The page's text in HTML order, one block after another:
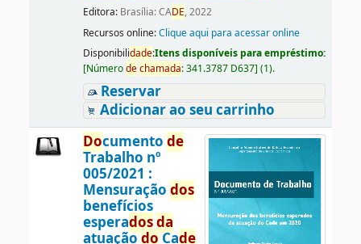
Editora: Brasília: CADE, 2022
Recursos online:Clique aqui para acessar online
Disponibilidade:Itens disponíveis para empréstimo:
[Númerodechamada:341.3787 D637] (1).
Reservar
Adicionar ao seu carrinho
Documento de
Trabalho nº
005/2021 :
Mensuração dos
benefícios
esperadosda
atuaçãodoCade